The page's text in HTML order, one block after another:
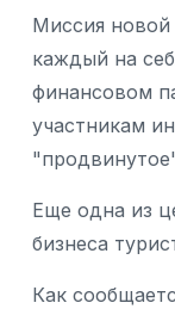
Миссия новой
каждый на
финансовом
участникам
Еще одна из
бизнеса
Как